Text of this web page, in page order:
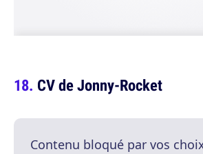
CV de Jonny-Rocket
Contenu bloqué par vos